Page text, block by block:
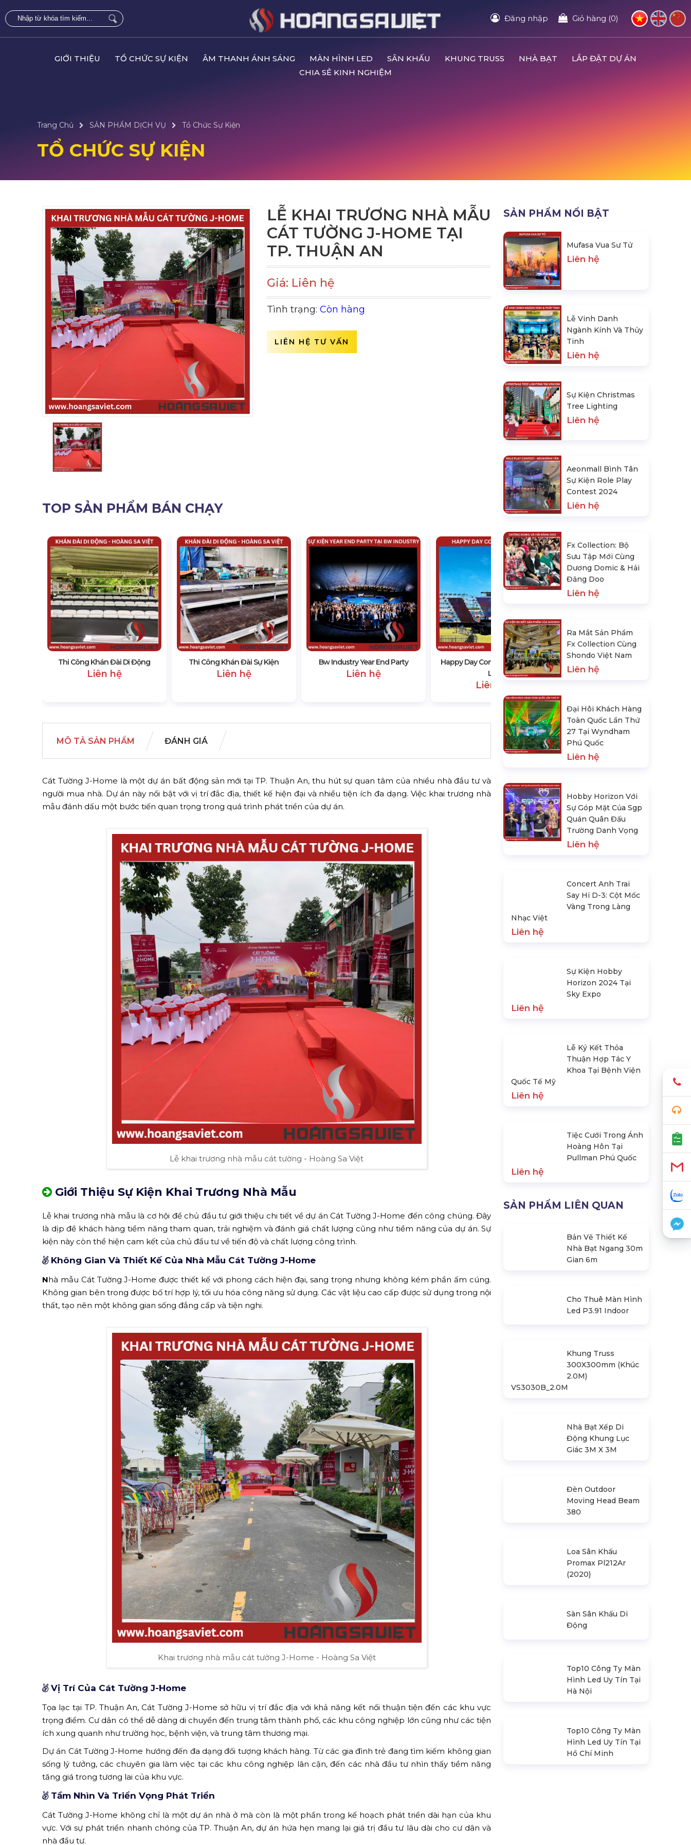
Đăng nhập Giỏ hàng (0)
GIỚI THIỆU TỔ CHỨC SỰ KIỆN ÂM THANH ÁNH SÁNG MÀN HÌNH LED SÂN KHẤU KHUNG TRUSS NHÀ BẠT
LẮP ĐẶT DỰ ÁN
CHIA SẺ KINH NGHIỆM
Trang Chủ SẢN PHẨM DỊCH VỤ Tổ Chức Sự Kiện
TỔ CHỨC SỰ KIỆN
LỄ KHAI TRƯƠNG NHÀ MẪU
CÁT TƯỜNG J-HOME TẠI
TP. THUẬN AN
Giá: Liên hệ
Tình trạng: Còn hàng
LIÊN HỆ TƯ VẤN
TOP SẢN PHẨM BÁN CHẠY
Thi Công Khán Đài Di Động
Liên hệ
Thi Công Khán Đài Sự Kiện
Liên hệ
Bw Industry Year End Party
Liên hệ
Happy Day Concert Tại Vin8 Đà
Lạt
Liên hệ
Liên hệ
MÔ TẢ SẢN PHẨM ĐÁNH GIÁ
Cát Tường J-Home là một dự án bất động sản mới tại TP. Thuận An, thu hút sự quan tâm của nhiều nhà đầu tư và
người mua nhà. Dự án này nổi bật với vị trí đắc địa, thiết kế hiện đại và nhiều tiện ích đa dạng. Việc khai trương nhà
mẫu đánh dấu một bước tiến quan trọng trong quá trình phát triển của dự án.
Lễ khai trương nhà mẫu cát tường - Hoàng Sa Việt
Giới Thiệu Sự Kiện Khai Trương Nhà Mẫu
Lễ khai trương nhà mẫu là cơ hội để chủ đầu tư giới thiệu chi tiết về dự án Cát Tường J-Home đến công chúng. Đây
là dịp để khách hàng tiềm năng tham quan, trải nghiệm và đánh giá chất lượng cũng như tiềm năng của dự án. Sự
kiện này còn thể hiện cam kết của chủ đầu tư về tiến độ và chất lượng công trình.
Không Gian Và Thiết Kế Của Nhà Mẫu Cát Tường J-Home
Nhà mẫu Cát Tường J-Home được thiết kế với phong cách hiện đại, sang trọng nhưng không kém phần ấm cúng.
Không gian bên trong được bố trí hợp lý, tối ưu hóa công năng sử dụng. Các vật liệu cao cấp được sử dụng trong nội
thất, tạo nên một không gian sống đẳng cấp và tiện nghi.
Khai trương nhà mẫu cát tường J-Home - Hoàng Sa Việt
Vị Trí Của Cát Tường J-Home
Tọa lạc tại TP. Thuận An, Cát Tường J-Home sở hữu vị trí đắc địa với khả năng kết nối thuận tiện đến các khu vực
trọng điểm. Cư dân có thể dễ dàng di chuyển đến trung tâm thành phố, các khu công nghiệp lớn cũng như các tiện
ích xung quanh như trường học, bệnh viện, và trung tâm thương mại.
Dự án Cát Tường J-Home hướng đến đa dạng đối tượng khách hàng. Từ các gia đình trẻ đang tìm kiếm không gian
sống lý tưởng, các chuyên gia làm việc tại các khu công nghiệp lân cận, đến các nhà đầu tư nhìn thấy tiềm năng
tăng giá trong tương lai của khu vực.
Tầm Nhìn Và Triển Vọng Phát Triển
Cát Tường J-Home không chỉ là một dự án nhà ở mà còn là một phần trong kế hoạch phát triển dài hạn của khu
vực. Với sự phát triển nhanh chóng của TP. Thuận An, dự án hứa hẹn mang lại giá trị đầu tư lâu dài cho cư dân và
nhà đầu tư.
SẢN PHẨM NỔI BẬT
Mufasa Vua Sư Tử
Liên hệ
Lễ Vinh Danh
Ngành Kính Và Thủy
Tinh
Liên hệ
Sự Kiện Christmas
Tree Lighting
Liên hệ
Aeonmall Bình Tân
Sự Kiện Role Play
Contest 2024
Liên hệ
Fx Collection: Bộ
Sưu Tập Mới Cùng
Dương Domic & Hải
Đăng Doo
Liên hệ
Ra Mắt Sản Phẩm
Fx Collection Cùng
Shondo Việt Nam
Liên hệ
Đại Hôi Khách Hàng
Toàn Quốc Lần Thứ
27 Tại Wyndham
Phú Quốc
Liên hệ
Hobby Horizon Với
Sự Góp Mặt Của Sgp
Quán Quân Đấu
Trường Danh Vọng
Liên hệ
Concert Anh Trai
Say Hi D-3: Cột Mốc
Vàng Trong Làng
Sự Kiện Hobby
Horizon 2024 Tại
Sky Expo
Lễ Ký Kết Thỏa
Thuận Hợp Tác Y
Khoa Tại Bệnh Viện
Tiệc Cưới Trong Ánh
Hoàng Hôn Tại
Pullman Phú Quốc
SẢN PHẨM LIÊN QUAN
Bản Vẽ Thiết Kế
Nhà Bạt Ngang 30m
Gian 6m
Cho Thuê Màn Hình
Khung Truss
380
Promax Pl212Ar
(2020)
Sàn Sân Khấu Di
Động
Top10 Công Ty Màn